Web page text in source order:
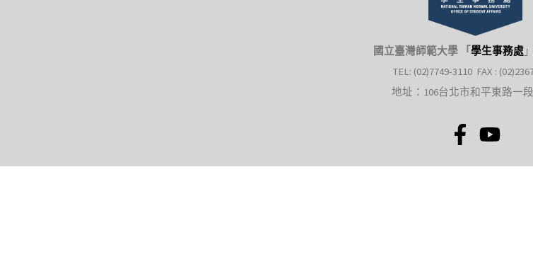
國立臺灣師範大學 「 學生事務處 」
TEL: (02)7749-3110 FAX :
地址：106台北市和平東路一